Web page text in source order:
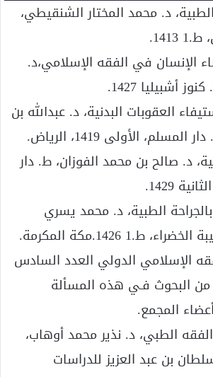
د. محمد المختار الشنقيطي،
الإنسان في الفقه الإسلامي،د.
أشبيليا 1427.
العقوبات البدنية، د. عبدالله بن
الأولى 1419، الرياض.
د. صالح بن محمد الفوزان، ط. دار
1429.
الطبية، د. محمد يسري
ط.1 1426.مكة المكرمة.
الإسلامي الدولي العدد السادس
من البحوث فـي هذه المسألة
المجمع.
الطبي، د. نذير محمد أوهاب،
بن عبد العزيز للدراسات